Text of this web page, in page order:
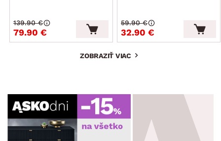
79.90 €
139.90 €
32.90 €
59.90 €
ZOBRAZIŤ VIAC